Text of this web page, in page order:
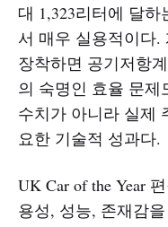
대 1,323리터에 달
서 매우 실용적이다.
장착하면 공기저항
의 숙명인 효율 문
수치가 아니라 실제
요한 기술적 성과다.
UK Car of the Year
용성, 성능, 존재감